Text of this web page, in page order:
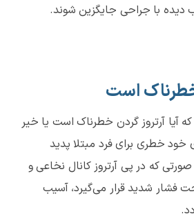
با جراحی جایگزین شوند.
خطرناک است
آیا آرتروز گردن خطرناک است یا خیر
خود خطری برای فرد مبتلا پدید
که در پی آرتروز کانال نخاعی و
فشار شدید قرار می‌گیرد، آسیب